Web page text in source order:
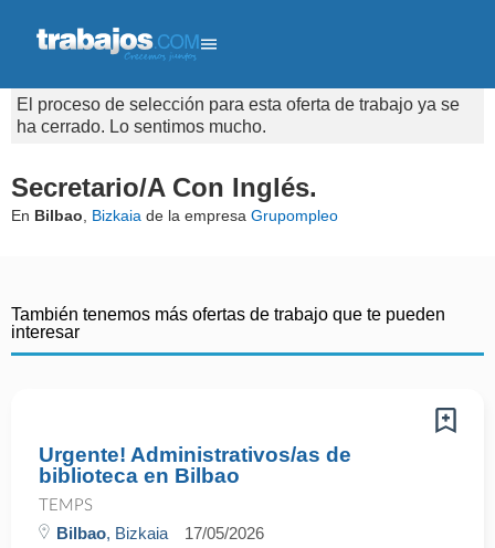
El proceso de selección para esta oferta de trabajo ya se
ha cerrado. Lo sentimos mucho.
Secretario/A Con Inglés.
En Bilbao Bizkaia de la empresa Grupompleo
También tenemos más ofertas de trabajo que te pueden
interesar
Urgente! Administrativos/as de
biblioteca en Bilbao
TEMPS
Bilbao, Bizkaia 17/05/2026